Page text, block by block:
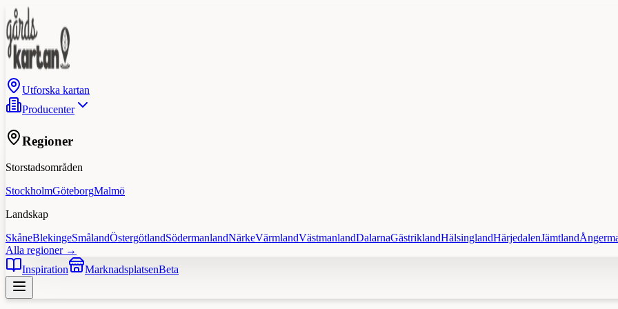
Utforska kartan
Producenter
Regioner
Storstadsområden
StockholmGöteborgMalmö
Landskap
SkåneBlekingeSmålandÖstergötlandSödermanlandNärkeVärmlandVästmanlandDalarnaGästriklandHälsinglandHärjedalenJämtland
Alla regioner →
Inspiration
MarknadsplatsenBeta